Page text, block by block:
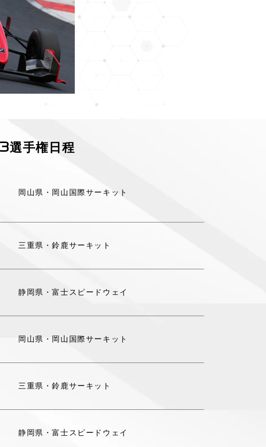
手権日程
岡山県・岡山国際サーキット
三重県・鈴鹿サーキット
静岡県・富士スピードウェイ
岡山県・岡山国際サーキット
三重県・鈴鹿サーキット
静岡県・富士スピードウェイ